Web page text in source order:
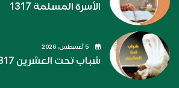
الأسرة المسلمة 1317
شباب تحت العشرين 1317